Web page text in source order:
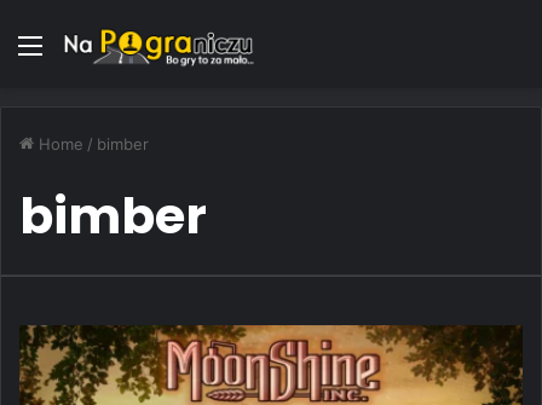
Menu
Home / bimber
bimber